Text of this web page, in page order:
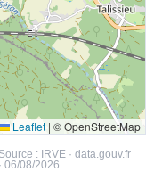
2 PDC
🅿️ Parking public
Réservable
Leaflet | © OpenStreetMap
Source : IRVE · data.gouv.fr
· 06/08/2026